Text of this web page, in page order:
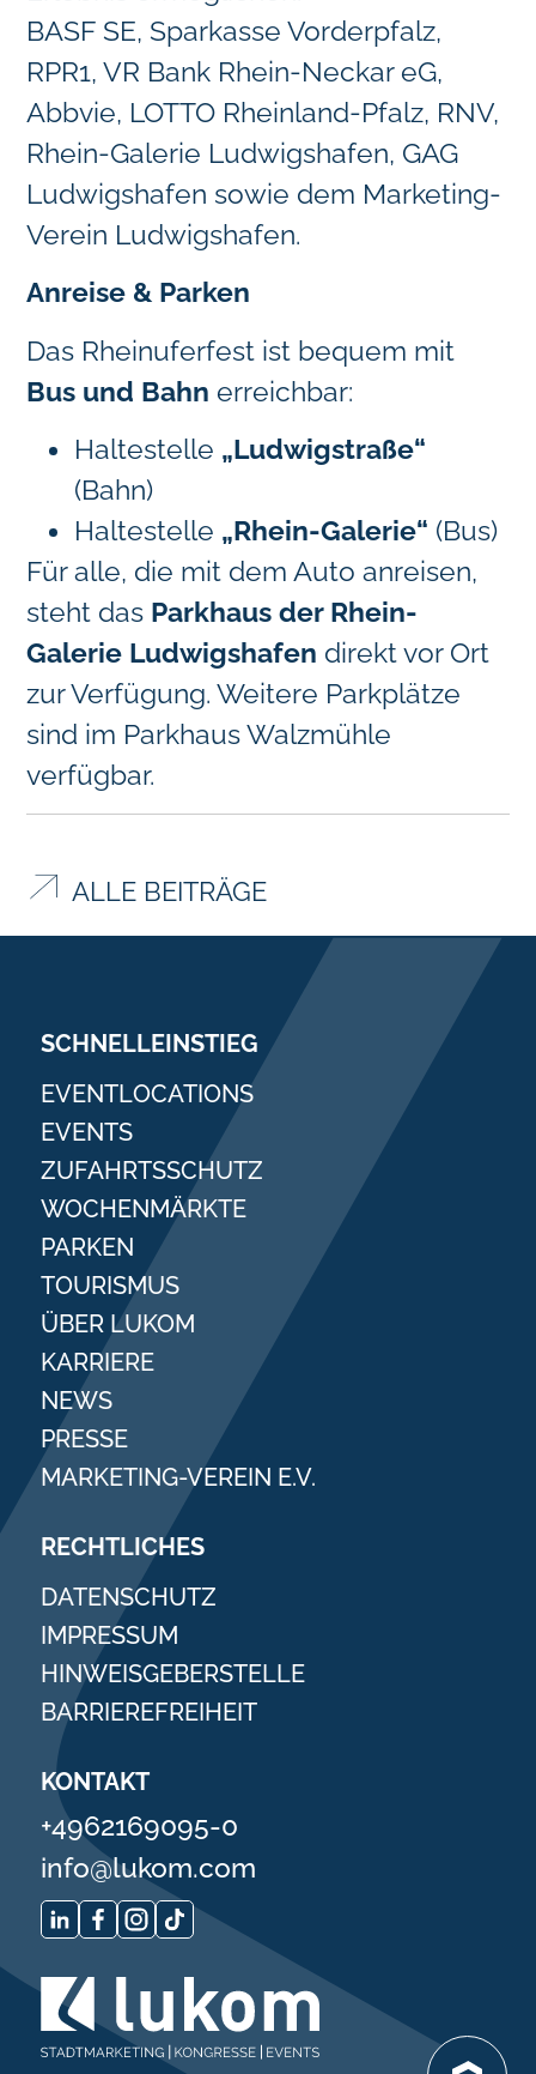
BASF SE, Sparkasse Vorderpfalz,
RPR1, VR Bank Rhein-Neckar eG,
Abbvie, LOTTO Rheinland-Pfalz, RNV,
Rhein-Galerie Ludwigshafen, GAG
Ludwigshafen sowie dem Marketing-
Verein Ludwigshafen.
Anreise & Parken
Das Rheinuferfest ist bequem mit
Bus und Bahn erreichbar:
Haltestelle „Ludwigstraße“
(Bahn)
Haltestelle „Rhein-Galerie“ (Bus)
Für alle, die mit dem Auto anreisen,
steht das Parkhaus der Rhein-
Galerie Ludwigshafen direkt vor Ort
zur Verfügung. Weitere Parkplätze
sind im Parkhaus Walzmühle
verfügbar.
ALLE BEITRÄGE
SCHNELLEINSTIEG
EVENTLOCATIONS
EVENTS
ZUFAHRTSSCHUTZ
WOCHENMÄRKTE
PARKEN
TOURISMUS
ÜBER LUKOM
KARRIERE
NEWS
PRESSE
MARKETING-VEREIN E.V.
RECHTLICHES
DATENSCHUTZ
IMPRESSUM
HINWEISGEBERSTELLE
BARRIEREFREIHEIT
KONTAKT
+4962169095-0
info@lukom.com